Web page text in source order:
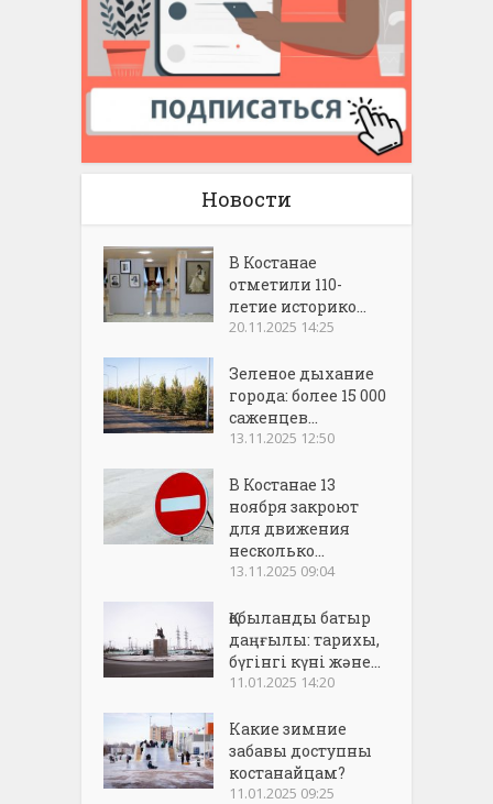
Новости
В Костанае
отметили 110-
летие историко...
20.11.2025 14:25
Зеленое дыхание
города: более 15 000
саженцев...
13.11.2025 12:50
В Костанае 13
ноября закроют
для движения
несколько...
13.11.2025 09:04
Қобыланды батыр
даңғылы: тарихы,
бүгінгі күні және...
11.01.2025 14:20
Какие зимние
забавы доступны
костанайцам?
11.01.2025 09:25